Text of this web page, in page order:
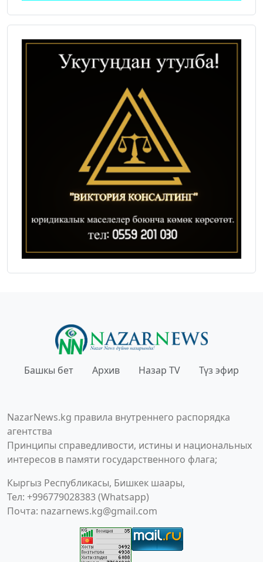
Башкы бет Архив Назар TV Түз эфир
NazarNews.kg правила внутреннего распорядка
агентства
Принципы справедливости, истины и национальных
интересов в памяти государственного флага;
Кыргыз Республикасы, Бишкек шаары,
Тел: +996779028383 (Whatsapp)
Почта: nazarnews.kg@gmail.com